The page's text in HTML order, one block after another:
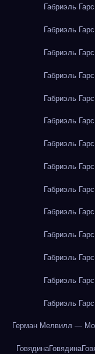
Габриэль
Габриэль
Габриэль
Габриэль
Габриэль
Габриэль
Габриэль
Габриэль
Габриэль
Габриэль
Габриэль
Габриэль
Габриэль
Габриэль
Герман Мелвилл —
ГовядинаГовядина